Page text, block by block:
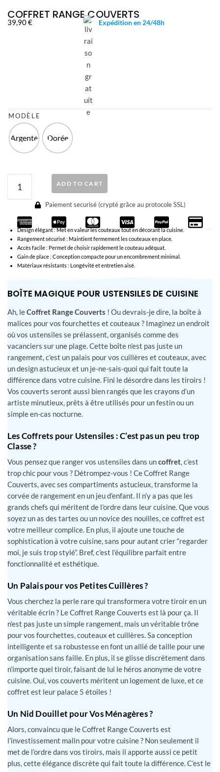
COFFRET RANGE COUVERTS
39,90€ Expédition en 24/48h
MODÈLE
Argenté Dorée
ADD TO CART
Paiement securisé (crypté grâce au protocole SSL)
Design élégant : Met en valeur les couteaux tout en décorant la cuisine.
Rangement sécurisé : Maintient fermement les couteaux en place.
Accès facile : Permet de choisir rapidement le couteau adéquat.
Gain de place : Conception compacte pour un encombrement minimal.
Matériaux résistants : Longévité et entretien aisé.
BOÎTE MAGIQUE POUR USTENSILES DE CUISINE
Ah, leCoffret Range Couverts ! Ou devrais-je dire, la boîte à
malices pour vos fourchettes et couteaux ? Imaginez un endroit
où vos ustensiles se prélassent, organisés comme des
vacanciers sur une plage. Cette boîte n’est pas juste un
rangement, c’est un palais pour vos cuillères et couteaux, avec
un design astucieux et un je-ne-sais-quoi qui fait toute la
différence dans votre cuisine. Fini le désordre dans les tiroirs !
Vos couverts seront aussi bien rangés que les crayons d’un
artiste minutieux, prêts à être utilisés pour un festin ou un
simple en-cas nocturne.
Les Coffrets pour Ustensiles : C’est pas un peu trop
Classe ?
Vous pensez que ranger vos ustensiles dans uncoffret, c’est
trop chic pour vous ? Détrompez-vous ! Ce Coffret Range
Couverts, avec ses compartiments astucieux, transforme la
corvée de rangement en un jeu d’enfant. Il n’y a pas que les
grands chefs qui méritent de l’ordre dans leur cuisine. Que vous
soyez un as des tartes ou un novice des nouilles, ce coffret est
votre meilleur complice. En plus, il ajoute une touche de
sophistication à votre cuisine, sans pour autant crier “regarder
moi, je suis trop stylé”. Bref, c’est l’équilibre parfait entre
fonctionnalité et esthétique.
Un Palais pour vos Petites Cuillères ?
Vous cherchez la perle rare qui transformera votre tiroir en un
véritable écrin ? Le Coffret Range Couverts est là pour ça. Il
n’est pas juste un simple rangement, mais un véritable trône
pour vos fourchettes, couteaux et cuillères. Sa conception
intelligente et sa robustesse en font un allié de taille pour une
organisation sans faille. En plus, il se glisse discrètement dans
n’importe quel tiroir, faisant de lui le héros anonyme de votre
cuisine. Oui, vos couverts méritent un logement de luxe, et ce
coffret est leur palace 5 étoiles !
Un Nid Douillet pour Vos Ménagères ?
Alors, convaincu que le Coffret Range Couverts est
l’investissement malin pour votre cuisine ? Non seulement il
met de l’ordre dans vos tiroirs, mais il apporte aussi ce petit
plus, cette élégance discrète qui fait toute la différence. C’est le